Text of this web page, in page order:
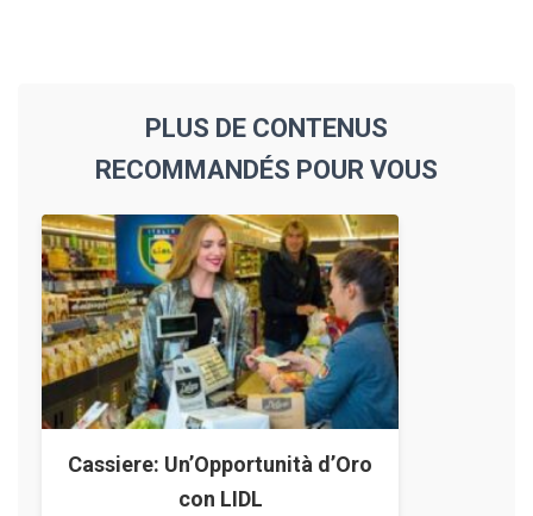
PLUS DE CONTENUS
RECOMMANDÉS POUR VOUS
Cassiere: Un’Opportunità d’Oro
con LIDL